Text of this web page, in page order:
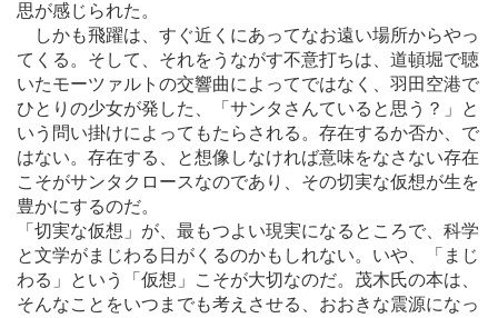
思が感じられた。
しかも飛躍は、すぐ近くにあってなお遠い場所からやっ
てくる。そして、それをうながす不意打ちは、道頓堀で聴
いたモーツァルトの交響曲によってではなく、羽田空港で
ひとりの少女が発した、「サンタさんていると思う？」と
いう問い掛けによってもたらされる。存在するか否か、で
はない。存在する、と想像しなければ意味をなさない存在
こそがサンタクロースなのであり、その切実な仮想が生を
豊かにするのだ。
「切実な仮想」が、最もつよい現実になるところで、科学
と文学がまじわる日がくるのかもしれない。いや、「まじ
わる」という「仮想」こそが大切なのだ。茂木氏の本は、
そんなことをいつまでも考えさせる、おおきな震源になっ